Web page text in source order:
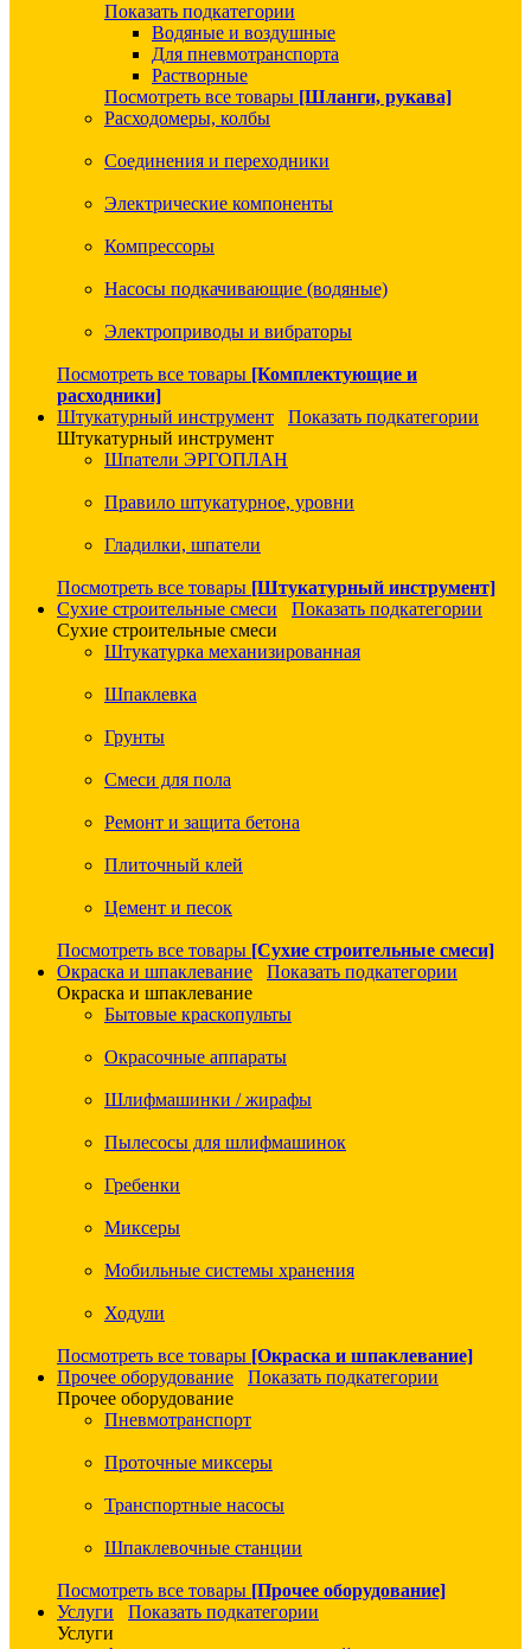
Показать подкатегории
Водяные и воздушные
Для пневмотранспорта
Растворные
Посмотреть все товары [Шланги, рукава]
Расходомеры, колбы
Соединения и переходники
Электрические компоненты
Компрессоры
Насосы подкачивающие (водяные)
Электроприводы и вибраторы
Посмотреть все товары [Комплектующие и
расходники]
Штукатурный инструмент
Показать подкатегории
Штукатурный инструмент
Шпатели ЭРГОПЛАН
Правило штукатурное, уровни
Гладилки, шпатели
Посмотреть все товары [Штукатурный инструмент]
Сухие строительные смеси
Показать подкатегории
Сухие строительные смеси
Штукатурка механизированная
Шпаклевка
Грунты
Смеси для пола
Ремонт и защита бетона
Плиточный клей
Цемент и песок
Посмотреть все товары [Сухие строительные смеси]
Окраска и шпаклевание
Показать подкатегории
Окраска и шпаклевание
Бытовые краскопульты
Окрасочные аппараты
Шлифмашинки / жирафы
Пылесосы для шлифмашинок
Гребенки
Миксеры
Мобильные системы хранения
Ходули
Посмотреть все товары [Окраска и шпаклевание]
Прочее оборудование
Показать подкатегории
Прочее оборудование
Пневмотранспорт
Проточные миксеры
Транспортные насосы
Шпаклевочные станции
Посмотреть все товары [Прочее оборудование]
Услуги
Показать подкатегории
Услуги